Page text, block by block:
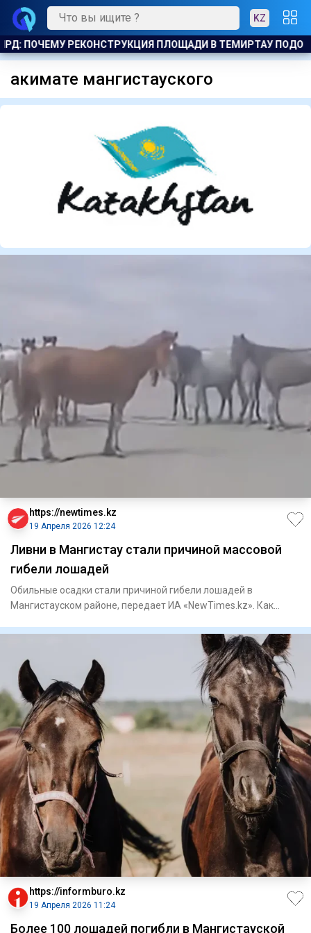
KZ
ПОЧЕМУ РЕКОНСТРУКЦИЯ ПЛОЩАДИ В ТЕМИРТАУ
акимате мангистауского
https://newtimes.kz
19 Апреля 2026 12:24
Ливни в Мангистау стали причиной массовой
гибели лошадей
Обильные осадки стали причиной гибели лошадей в
Мангистауском районе, передает ИА «NewTimes.kz». Как
https://informburo.kz
19 Апреля 2026 11:24
Более 100 лошадей погибли в Мангистауской